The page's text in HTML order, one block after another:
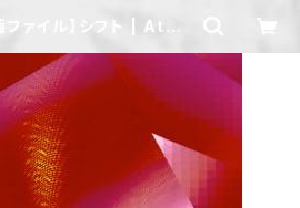
ファイル】シフト | Ateli